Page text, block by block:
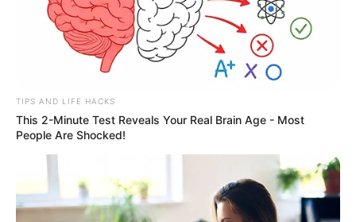
TIPS AND LIFE HACKS
This 2-Minute Test Reveals Your Real Brain Age - Most
People Are Shocked!